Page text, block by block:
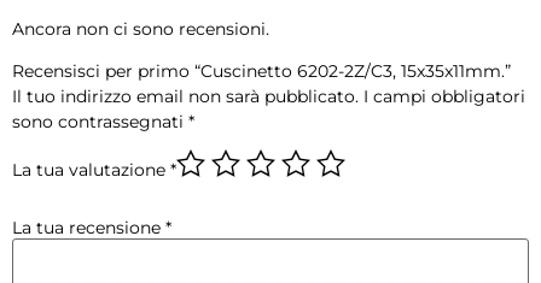
Ancora non ci sono recensioni.
Recensisci per primo “Cuscinetto 6202-2Z/C3, 15x35x11mm.”
Il tuo indirizzo email non sarà pubblicato. I campi obbligatori
sono contrassegnati *
La tua valutazione *
La tua recensione *